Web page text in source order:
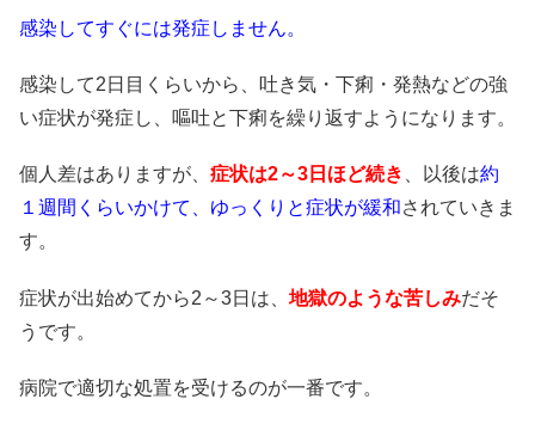
感染してすぐには発症しません。
感染して2日目くらいから、吐き気・下痢・発熱などの強
い症状が発症し、嘔吐と下痢を繰り返すようになります。
個人差はありますが、 症状は2～3日ほど続き 、以後は約
１週間くらいかけて、 ゆっくりと症状が緩和されていきま
す。
症状が出始めてから2～3日は、 地獄のような苦しみだそ
うです。
病院で適切な処置を受けるのが一番です。